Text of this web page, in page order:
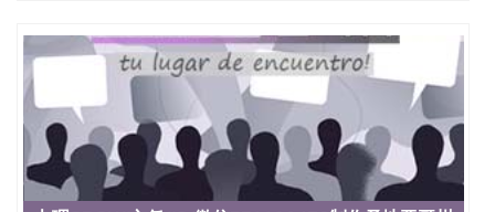
外文凭质量QQ微信551190476国外本科毕业证怎么办
理QQ微信551190476国外大学文凭真制作QQ微信
551190476办国外文凭可找工作QQ微信551190476国
外大学有毕业证QQ微信551190476办理国外毕业证价
格QQ微信551190476国外编号查询QQ微信551190476
办理国外文凭要交定金吗QQ微信551190476办国外可
查文凭QQ微信551190476网上购买真文凭可信吗QQ
微信551190476学士学位证书查询机构QQ微信
551190476 国外资格证书办理QQ微信551190476如何